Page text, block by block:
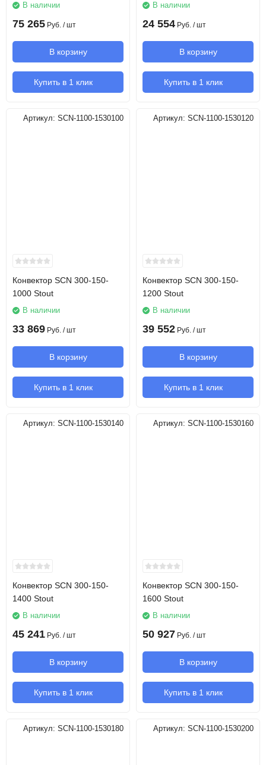
В наличии
75 265 Руб. / шт
В корзину
Купить в 1 клик
В наличии
24 554 Руб. / шт
В корзину
Купить в 1 клик
Артикул: SCN-1100-1530100
Конвектор SCN 300-150-
1000 Stout
В наличии
33 869 Руб. / шт
В корзину
Купить в 1 клик
Артикул: SCN-1100-1530120
Конвектор SCN 300-150-
1200 Stout
В наличии
39 552 Руб. / шт
В корзину
Купить в 1 клик
Артикул: SCN-1100-1530140
Конвектор SCN 300-150-
1400 Stout
В наличии
45 241 Руб. / шт
В корзину
Купить в 1 клик
Артикул: SCN-1100-1530160
Конвектор SCN 300-150-
1600 Stout
В наличии
50 927 Руб. / шт
В корзину
Купить в 1 клик
Артикул: SCN-1100-1530180 Артикул: SCN-1100-1530200